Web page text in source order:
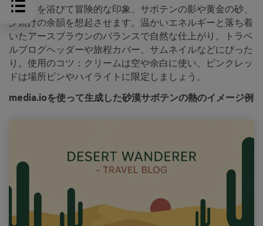
日差しを浴びて冒険的な印象、サボテンの影や黄金の砂、
夕焼けの余韻を想起させます。温かいエネルギーと落ち着
いたアースブラウンのバランスで自然な仕上がり。トラベ
ルブログヘッダーや旅程カバー、サムネイルなどにぴった
り。使用のコツ：クリームは空や余白に使い、ピンクレッ
ドは場所ピンやハイライトに限定しましょう。
media.ioを使って生成した砂漠サボテンの熱のイメージ例